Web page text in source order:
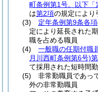
町条例第1号。以下
は第2項の規定により
(3)
定年条例第9条各項
定により延長された
職を占める職員
(4)
一般職の任期付職
月川西町条例第6号)
て採用された短時間
(5)
非常勤職員であっ
外の非常勤職員